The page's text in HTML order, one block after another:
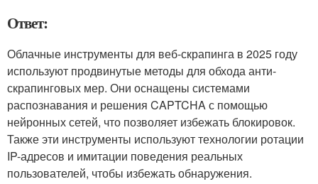
Ответ:
Облачные инструменты для веб-скрапинга в 2025 году
используют продвинутые методы для обхода анти-
скрапинговых мер. Они оснащены системами
распознавания и решения CAPTCHA с помощью
нейронных сетей, что позволяет избежать блокировок.
Также эти инструменты используют технологии ротации
IP-адресов и имитации поведения реальных
пользователей, чтобы избежать обнаружения.